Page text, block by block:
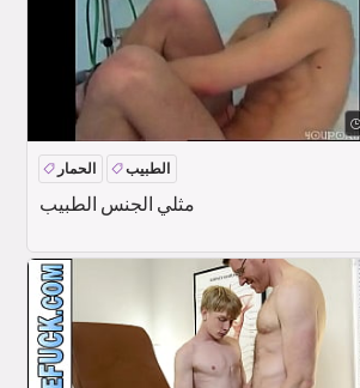
مثلي الجنس الطبيب
الحمار الطبيب